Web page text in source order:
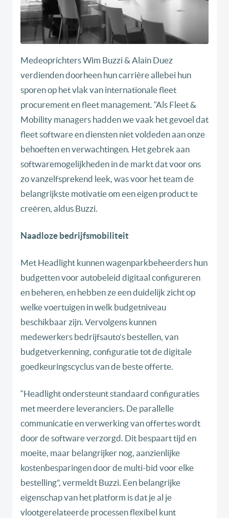
Medeoprichters Wim Buzzi & Alain Duez
verdienden doorheen hun carrière allebei hun
sporen op het vlak van internationale fleet
procurement en fleet management. “Als Fleet &
Mobility managers hadden we vaak het gevoel dat
fleet software en diensten niet voldeden aan onze
behoeften en verwachtingen. Het gebrek aan
softwaremogelijkheden in de markt dat voor ons
zo vanzelfsprekend leek, was voor het team de
belangrijkste motivatie om een eigen product te
creëren, aldus Buzzi.
Naadloze bedrijfsmobiliteit
Met Headlight kunnen wagenparkbeheerders hun
budgetten voor autobeleid digitaal configureren
en beheren, en hebben ze een duidelijk zicht op
welke voertuigen in welk budgetniveau
beschikbaar zijn. Vervolgens kunnen
medewerkers bedrijfsauto’s bestellen, van
budgetverkenning, configuratie tot de digitale
goedkeuringscyclus van de beste offerte.
“Headlight ondersteunt standaard configuraties
met meerdere leveranciers. De parallelle
communicatie en verwerking van offertes wordt
door de software verzorgd. Dit bespaart tijd en
moeite, maar belangrijker nog, aanzienlijke
kostenbesparingen door de multi-bid voor elke
bestelling”, vermeldt Buzzi. Een belangrijke
eigenschap van het platform is dat je al je
vlootgerelateerde processen flexibel kunt